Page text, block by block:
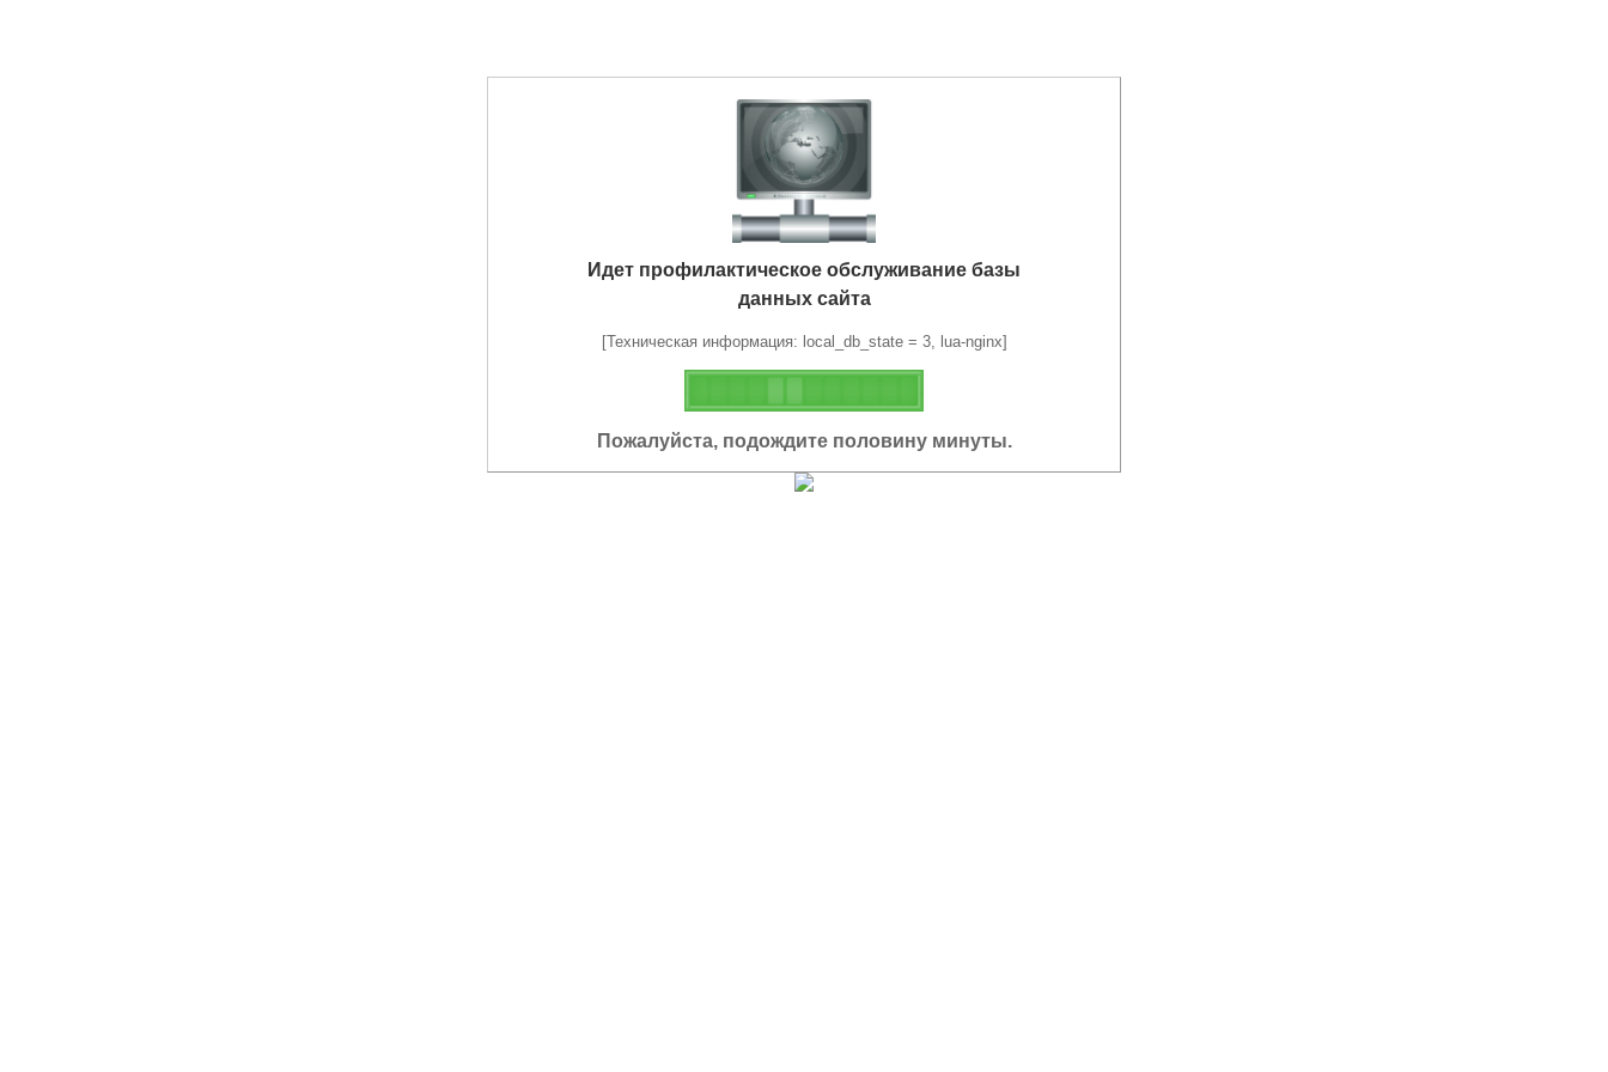
Идет профилактическое обслуживание базы
данных сайта
[Техническая информация: local_db_state = 3, lua-nginx]
Пожалуйста, подождите половину минуты.